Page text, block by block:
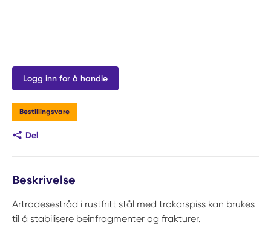
Logg inn for å handle
Bestillingsvare
Del
Beskrivelse
Artrodesestråd i rustfritt stål med trokarspiss kan brukes
til å stabilisere beinfragmenter og frakturer.